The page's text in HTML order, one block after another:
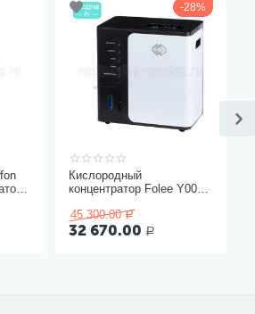
28%
Кислородный
концентратор Folee Y007-
45 300.00 Р
32 670.00 Р